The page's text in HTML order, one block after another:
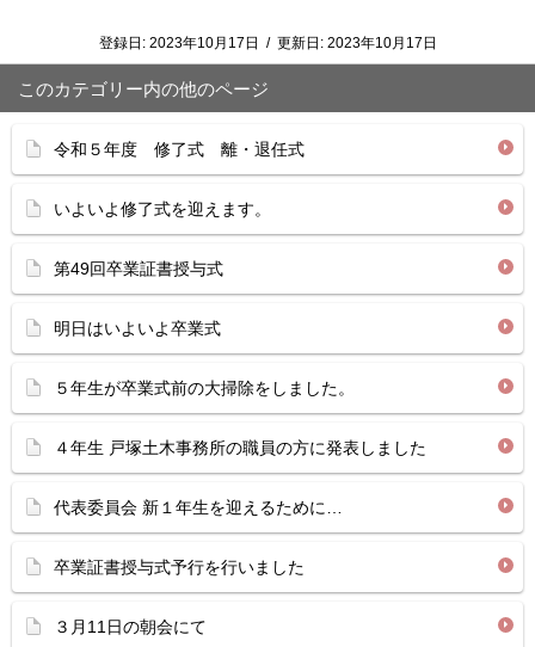
登録日: 2023年10月17日 / 更新日: 2023年10月17日
このカテゴリー内の他のページ
令和５年度 修了式 離・退任式
いよいよ修了式を迎えます。
第49回卒業証書授与式
明日はいよいよ卒業式
５年生が卒業式前の大掃除をしました。
４年生 戸塚土木事務所の職員の方に発表しました
代表委員会 新１年生を迎えるために…
卒業証書授与式予行を行いました
３月11日の朝会にて